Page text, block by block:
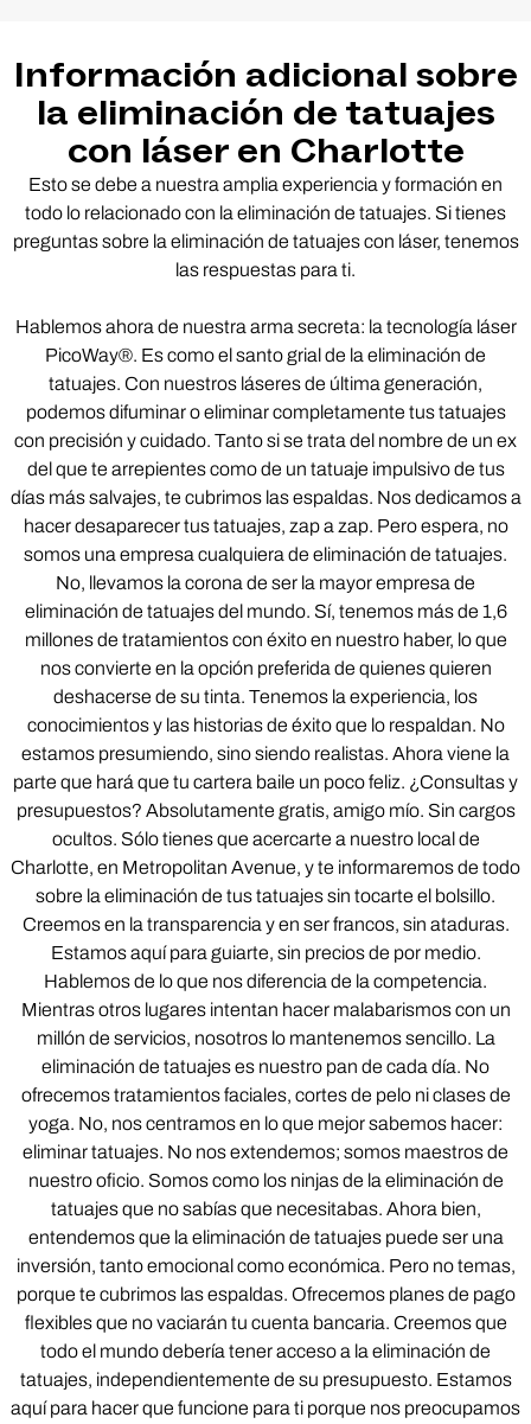
Información adicional sobre
la eliminación de tatuajes
con láser en Charlotte
Esto se debe a nuestra amplia experiencia y formación en
todo lo relacionado con la eliminación de tatuajes. Si tienes
preguntas sobre la eliminación de tatuajes con láser, tenemos
las respuestas para ti.
Hablemos ahora de nuestra arma secreta: la tecnología láser
PicoWay®. Es como el santo grial de la eliminación de
tatuajes. Con nuestros láseres de última generación,
podemos difuminar o eliminar completamente tus tatuajes
con precisión y cuidado. Tanto si se trata del nombre de un ex
del que te arrepientes como de un tatuaje impulsivo de tus
días más salvajes, te cubrimos las espaldas. Nos dedicamos a
hacer desaparecer tus tatuajes, zap a zap. Pero espera, no
somos una empresa cualquiera de eliminación de tatuajes.
No, llevamos la corona de ser la mayor empresa de
eliminación de tatuajes del mundo. Sí, tenemos más de 1,6
millones de tratamientos con éxito en nuestro haber, lo que
nos convierte en la opción preferida de quienes quieren
deshacerse de su tinta. Tenemos la experiencia, los
conocimientos y las historias de éxito que lo respaldan. No
estamos presumiendo, sino siendo realistas. Ahora viene la
parte que hará que tu cartera baile un poco feliz. ¿Consultas y
presupuestos? Absolutamente gratis, amigo mío. Sin cargos
ocultos. Sólo tienes que acercarte a nuestro local de
Charlotte, en Metropolitan Avenue, y te informaremos de todo
sobre la eliminación de tus tatuajes sin tocarte el bolsillo.
Creemos en la transparencia y en ser francos, sin ataduras.
Estamos aquí para guiarte, sin precios de por medio.
Hablemos de lo que nos diferencia de la competencia.
Mientras otros lugares intentan hacer malabarismos con un
millón de servicios, nosotros lo mantenemos sencillo. La
eliminación de tatuajes es nuestro pan de cada día. No
ofrecemos tratamientos faciales, cortes de pelo ni clases de
yoga. No, nos centramos en lo que mejor sabemos hacer:
eliminar tatuajes. No nos extendemos; somos maestros de
nuestro oficio. Somos como los ninjas de la eliminación de
tatuajes que no sabías que necesitabas. Ahora bien,
entendemos que la eliminación de tatuajes puede ser una
inversión, tanto emocional como económica. Pero no temas,
porque te cubrimos las espaldas. Ofrecemos planes de pago
flexibles que no vaciarán tu cuenta bancaria. Creemos que
todo el mundo debería tener acceso a la eliminación de
tatuajes, independientemente de su presupuesto. Estamos
aquí para hacer que funcione para ti porque nos preocupamos